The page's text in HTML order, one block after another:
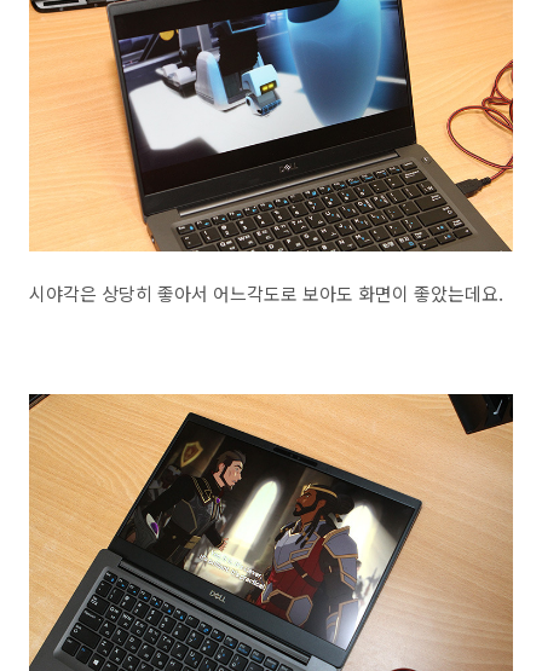
시야각은 상당히 좋아서 어느각도로 보아도 화면이 좋았는데요.